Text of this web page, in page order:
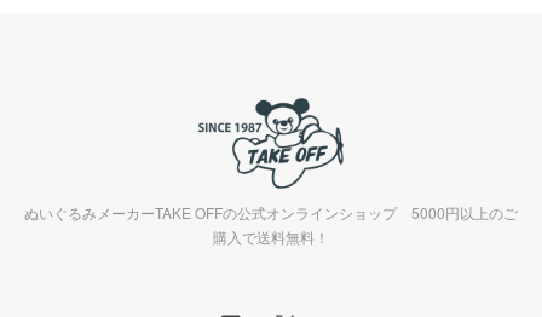
ぬいぐるみメーカーTAKE OFFの公式オンラインショップ 5000円以上のご
購入で送料無料！